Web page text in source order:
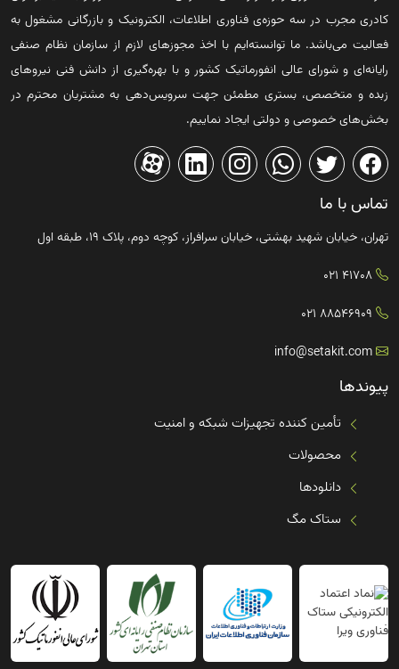
کادری مجرب در سه حوزه‌ی فناوری اطلاعات، الکترونیک و بازرگانی مشغول به
فعالیت می‌باشد. ما توانسته‌ایم با اخذ مجوزهای لازم از سازمان نظام صنفی
رایانه‌ای و شورای عالی انفورماتیک کشور و با بهره‌گیری از دانش فنی نیروهای
زبده و متخصص، بستری مطمئن جهت سرویس‌دهی به مشتریان محترم در
بخش‌های خصوصی و دولتی ایجاد نماییم.
تماس با ما
تهران، خیابان شهید بهشتی، خیابان سرافراز، کوچه دوم، پلاک ۱۹، طبقه اول
41708 021
88546909 021
info@setakit.com
پیوندها
تأمین کننده تجهیزات شبکه و امنیت
محصولات
دانلودها
ستاک مگ